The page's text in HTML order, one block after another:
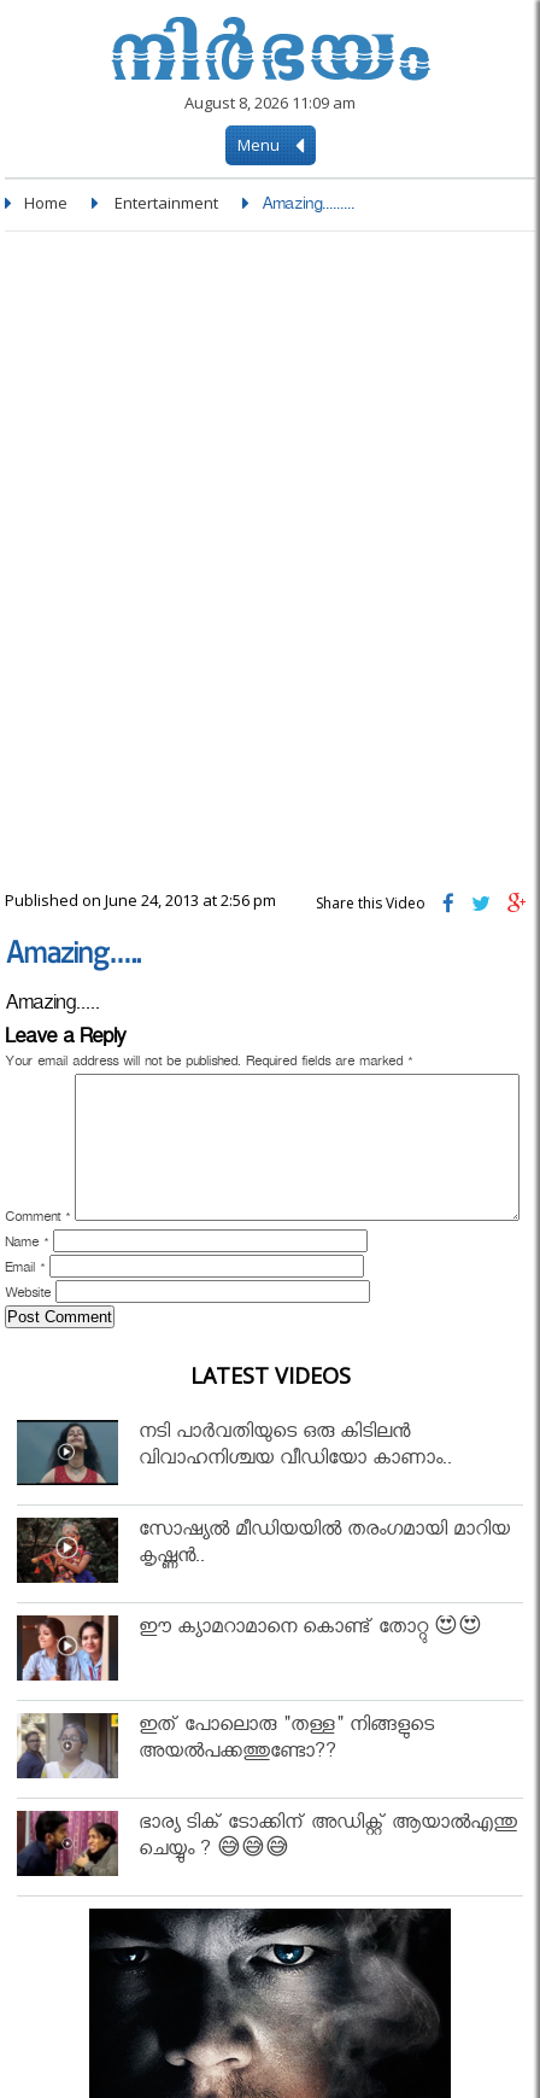
August 8, 2026 11:09 am
Menu
Home Entertainment Amazing.........
Published on June 24, 2013 at 2:56 pm Share this Video
Amazing…..
Amazing.....
Leave a Reply
Your email address will not be published. Required fields are marked *
Comment *
Name *
Email *
Website
LATEST VIDEOS
നടി പാർവതിയുടെ ഒരു കിടിലൻ
വിവാഹനിശ്ചയ വീഡിയോ കാണാം..
സോഷ്യൽ മീഡിയയിൽ തരംഗമായി മാറിയ
കൃഷ്ണൻ..
ഈ ക്യാമറാമാനെ കൊണ്ട് തോറ്റു 😍😍
ഇത് പോലൊരു "തള്ള" നിങ്ങളുടെ
അയല്‍പക്കത്തുണ്ടോ??
ഭാര്യ ടിക് ടോക്കിന് അഡിക്റ്റ് ആയാൽഎന്തു
ചെയ്യും ? 😅😅😅